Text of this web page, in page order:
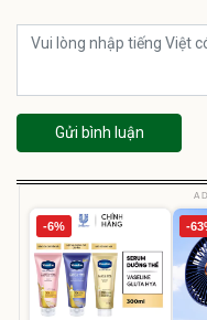
Gửi bình luận
-6% -